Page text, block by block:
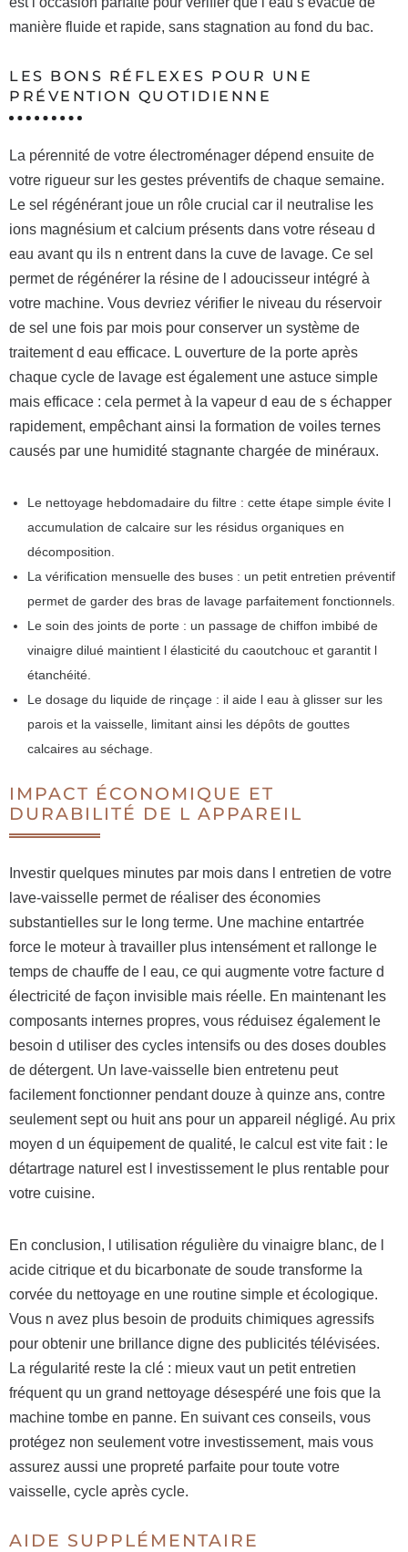
manière fluide et rapide, sans stagnation au fond du bac.
LES BONS RÉFLEXES POUR UNE
PRÉVENTION QUOTIDIENNE
La pérennité de votre électroménager dépend ensuite de
votre rigueur sur les gestes préventifs de chaque semaine.
Le sel régénérant joue un rôle crucial car il neutralise les
ions magnésium et calcium présents dans votre réseau d
eau avant qu ils n entrent dans la cuve de lavage. Ce sel
permet de régénérer la résine de l adoucisseur intégré à
votre machine. Vous devriez vérifier le niveau du réservoir
de sel une fois par mois pour conserver un système de
traitement d eau efficace. L ouverture de la porte après
chaque cycle de lavage est également une astuce simple
mais efficace : cela permet à la vapeur d eau de s échapper
rapidement, empêchant ainsi la formation de voiles ternes
causés par une humidité stagnante chargée de minéraux.
Le nettoyage hebdomadaire du filtre : cette étape simple évite l
accumulation de calcaire sur les résidus organiques en
décomposition.
La vérification mensuelle des buses : un petit entretien préventif
permet de garder des bras de lavage parfaitement fonctionnels.
Le soin des joints de porte : un passage de chiffon imbibé de
vinaigre dilué maintient l élasticité du caoutchouc et garantit l
étanchéité.
Le dosage du liquide de rinçage : il aide l eau à glisser sur les
parois et la vaisselle, limitant ainsi les dépôts de gouttes
calcaires au séchage.
IMPACT ÉCONOMIQUE ET
DURABILITÉ DE L APPAREIL
Investir quelques minutes par mois dans l entretien de votre
lave-vaisselle permet de réaliser des économies
substantielles sur le long terme. Une machine entartrée
force le moteur à travailler plus intensément et rallonge le
temps de chauffe de l eau, ce qui augmente votre facture d
électricité de façon invisible mais réelle. En maintenant les
composants internes propres, vous réduisez également le
besoin d utiliser des cycles intensifs ou des doses doubles
de détergent. Un lave-vaisselle bien entretenu peut
facilement fonctionner pendant douze à quinze ans, contre
seulement sept ou huit ans pour un appareil négligé. Au prix
moyen d un équipement de qualité, le calcul est vite fait : le
détartrage naturel est l investissement le plus rentable pour
votre cuisine.
En conclusion, l utilisation régulière du vinaigre blanc, de l
acide citrique et du bicarbonate de soude transforme la
corvée du nettoyage en une routine simple et écologique.
Vous n avez plus besoin de produits chimiques agressifs
pour obtenir une brillance digne des publicités télévisées.
La régularité reste la clé : mieux vaut un petit entretien
fréquent qu un grand nettoyage désespéré une fois que la
machine tombe en panne. En suivant ces conseils, vous
protégez non seulement votre investissement, mais vous
assurez aussi une propreté parfaite pour toute votre
vaisselle, cycle après cycle.
AIDE SUPPLÉMENTAIRE